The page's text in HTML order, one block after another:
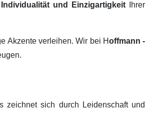
Individualität und Einzigartigkeit
Ihrer
Akzente verleihen. Wir bei Hoffmann -
sich durch Leidenschaft und